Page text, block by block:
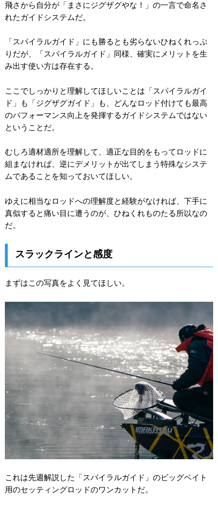
飛さから自分が「まさにジグザグやな！」の一言で命名さ
れたガイドシステムだ。
「スパイラルガイド」にも勝るとも劣らないひねくれっぷ
りだが、「スパイラルガイド」同様、確実にメリットを生
み出す使い方は存在する。
ここでしっかりと理解してほしいことは「スパイラルガイ
ド」も「ジグザグガイド」も、どんなロッド付けても最高
のパフォーマンス向上を発揮するガイドシステムではない
ということだ。
むしろ適材適所を理解して、適正な目的をもってロッドに
組まなければ、逆にデメリットが出てしまう特殊なシステ
ムであることを知っておいてほしい。
ゆえに相当なロッドへの理解度と経験がなければ、下手に
真似すると痛い目に遭うのが、ひねくれものたる所以なの
だ。
スラックラインと感度
まずはこの写真をよく見てほしい。
これは先週解説した「スパイラルガイド」のビッグベイト
用のセッティングロッドのワンカットだ。